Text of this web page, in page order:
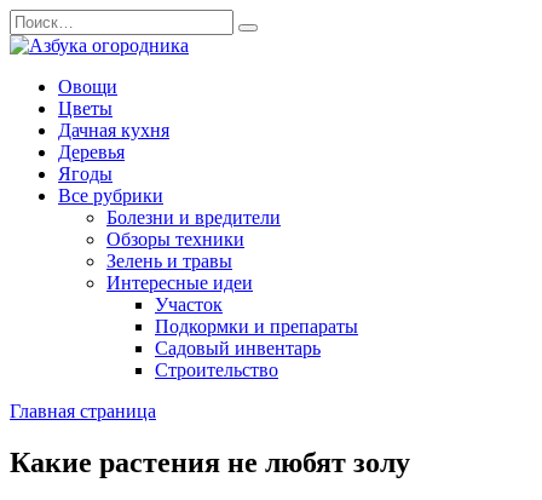
Перейти
к
содержанию
Search
for:
Овощи
Цветы
Дачная кухня
Деревья
Ягоды
Все рубрики
Болезни и вредители
Обзоры техники
Зелень и травы
Интересные идеи
Участок
Подкормки и препараты
Садовый инвентарь
Строительство
Главная страница
Какие растения не любят золу